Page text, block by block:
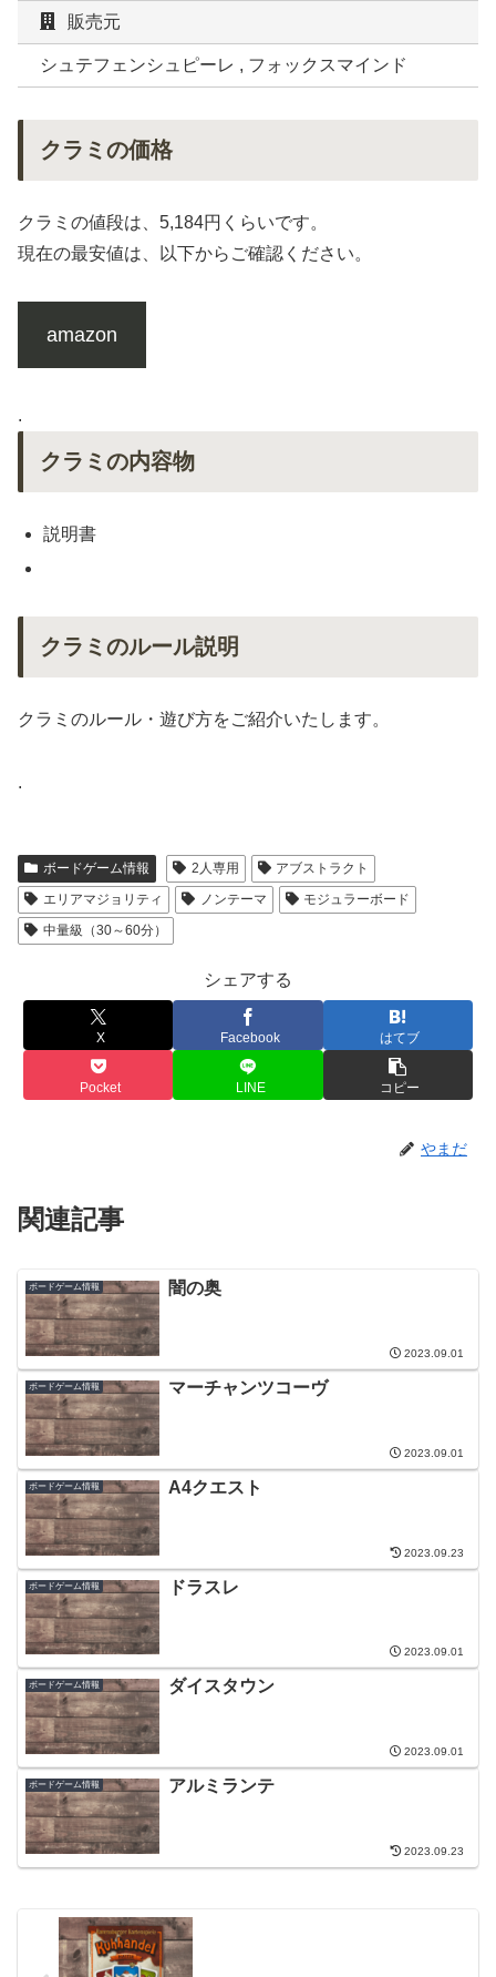
販売元
シュテフェンシュピーレ , フォックスマインド
クラミの価格
クラミの値段は、5,184円くらいです。
現在の最安値は、以下からご確認ください。
amazon
.
クラミの内容物
説明書
クラミのルール説明
クラミのルール・遊び方をご紹介いたします。
.
ボードゲーム情報 2人専用
アブストラクト
エリアマジョリティ
ノンテーマ
モジュラーボード
中量級（30～60分）
シェアする
X Facebook はてブ
Pocket LINE コピー
やまだ
関連記事
ボードゲーム情報 闇の奥
2023.09.01
ボードゲーム情報 マーチャンツコーヴ
2023.09.01
ボードゲーム情報 A4クエスト
2023.09.23
ボードゲーム情報 ドラスレ
2023.09.01
ボードゲーム情報 ダイスタウン
2023.09.01
ボードゲーム情報 アルミランテ
2023.09.23